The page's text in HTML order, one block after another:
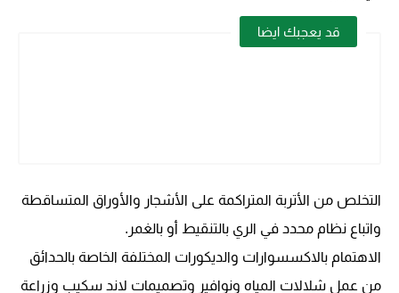
قد يعجبك ايضا
التخلص من الأتربة المتراكمة على الأشجار والأوراق المتساقطة
واتباع نظام محدد في الري بالتنقيط أو بالغمر.
الاهتمام بالاكسسوارات والديكورات المختلفة الخاصة بالحدائق
من عمل شلالات المياه ونوافير وتصميمات لاند سكيب وزراعة